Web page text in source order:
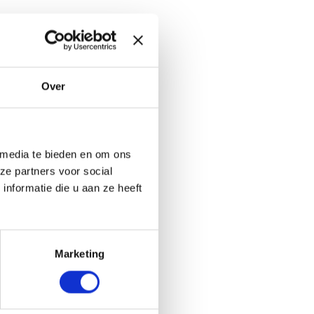
Over
te bieden en om ons
partners voor social
die u aan ze heeft
Marketing